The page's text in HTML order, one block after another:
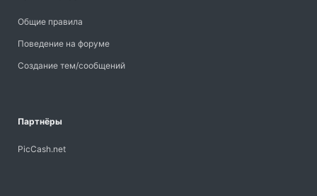
Общие правила
Поведение на форуме
Создание тем/сообщений
Партнёры
PicCash.net